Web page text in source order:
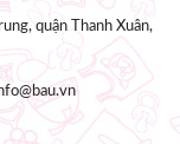
quận Thanh Xuân,